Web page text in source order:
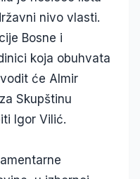
nivo vlasti.
Bosne i
koja obuhvata
će Almir
Skupštinu
Igor Vilić.